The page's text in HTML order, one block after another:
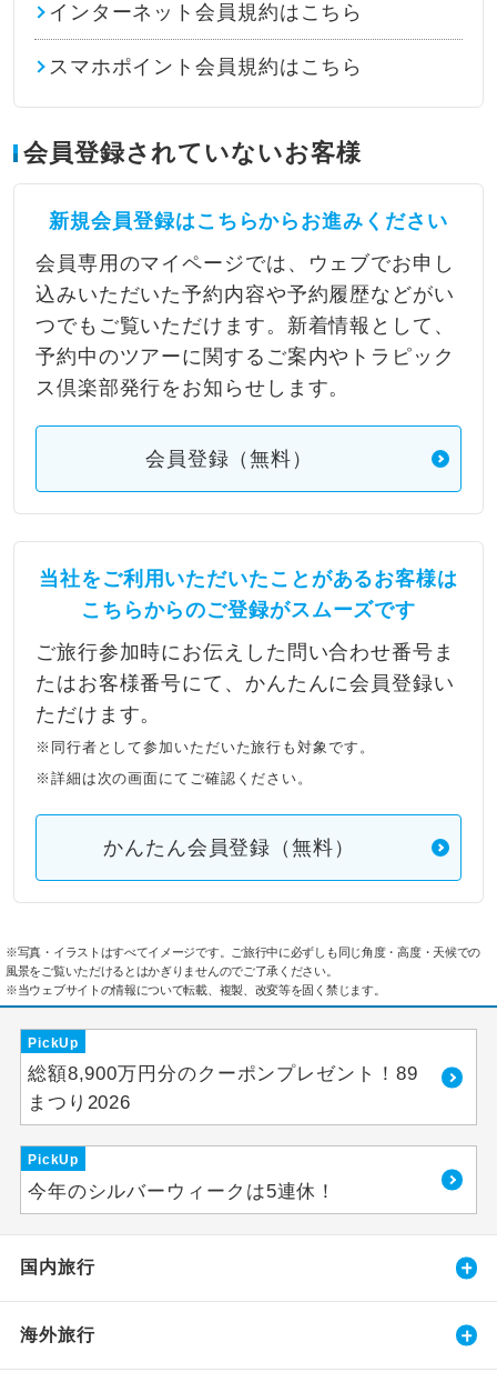
インターネット会員規約はこちら
スマホポイント会員規約はこちら
会員登録されていないお客様
新規会員登録はこちらからお進みください
会員専用のマイページでは、ウェブでお申し
込みいただいた予約内容や予約履歴などがい
つでもご覧いただけます。新着情報として、
予約中のツアーに関するご案内やトラピック
ス倶楽部発行をお知らせします。
会員登録（無料）
当社をご利用いただいたことがあるお客様は
こちらからのご登録がスムーズです
ご旅行参加時にお伝えした問い合わせ番号ま
たはお客様番号にて、かんたんに会員登録い
ただけます。
※同行者として参加いただいた旅行も対象です。
※詳細は次の画面にてご確認ください。
かんたん会員登録（無料）
※写真・イラストはすべてイメージです。ご旅行中に必ずしも同じ角度・高度・天候での
風景をご覧いただけるとはかぎりませんのでご了承ください。
※当ウェブサイトの情報について転載、複製、改変等を固く禁じます。
PickUp
総額8,900万円分のクーポンプレゼント！89
まつり2026
PickUp
今年のシルバーウィークは5連休！
国内旅行
海外旅行